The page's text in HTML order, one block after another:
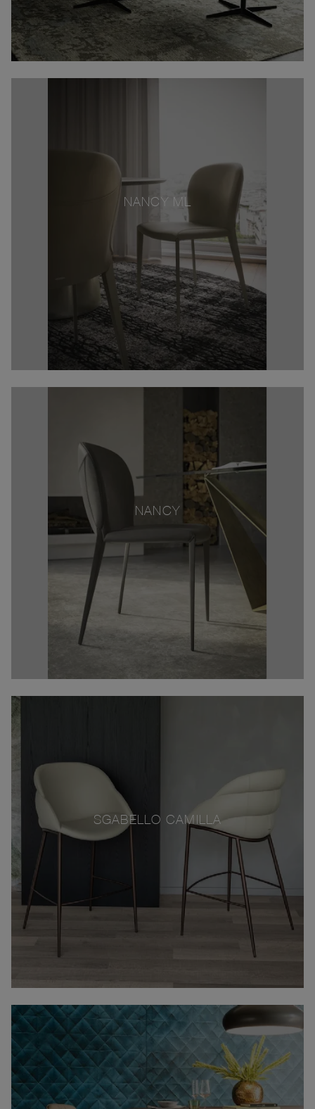
NANCY ML
NANCY
SGABELLO CAMILLA